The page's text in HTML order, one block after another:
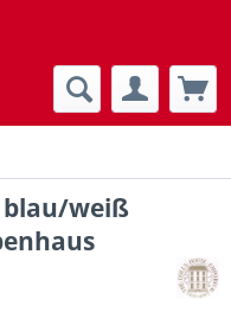
blau/weiß